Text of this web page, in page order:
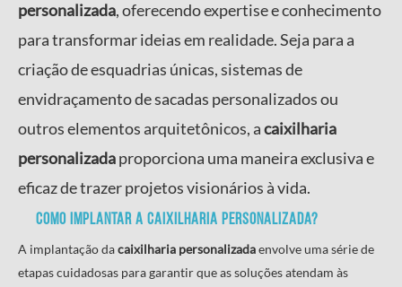
personalizada, oferecendo expertise e conhecimento
para transformar ideias em realidade. Seja para a
criação de esquadrias únicas, sistemas de
envidraçamento de sacadas personalizados ou
outros elementos arquitetônicos, acaixilharia
personalizadaproporciona uma maneira exclusiva e
eficaz de trazer projetos visionários à vida.
Como implantar a caixilharia personalizada?
A implantação dacaixilharia personalizadaenvolve uma série de
etapas cuidadosas para garantir que as soluções atendam às